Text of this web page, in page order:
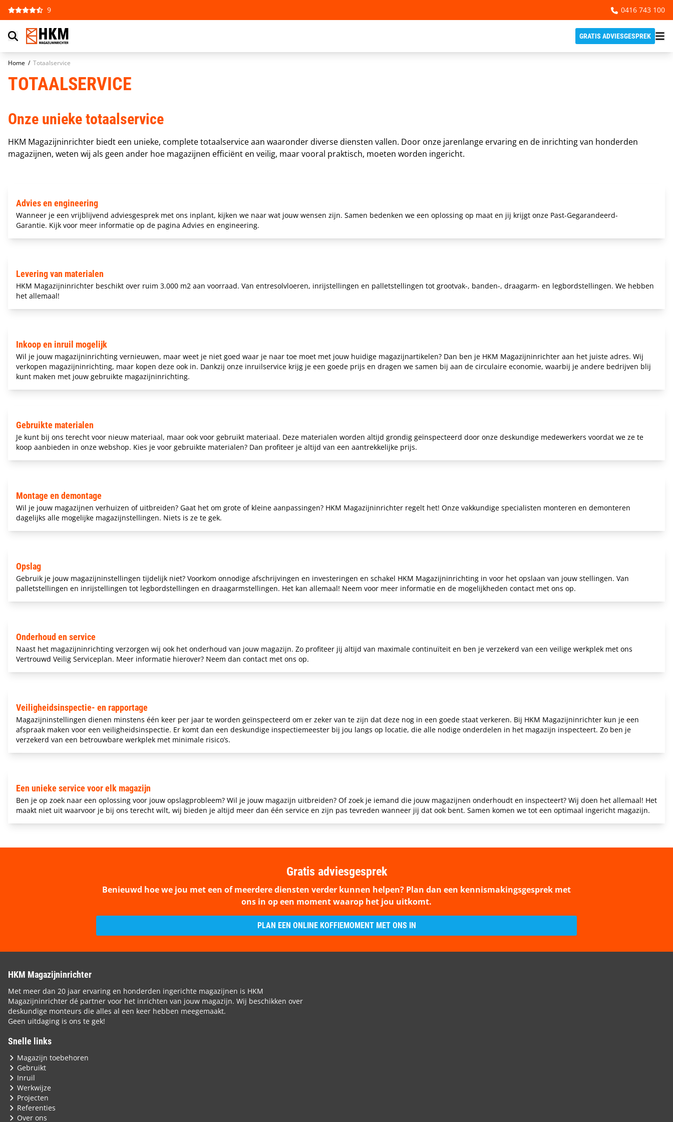
Ga naar de inhoud
9 0416 743 100
GRATIS ADVIESGESPREK
Home / Totaalservice
TOTAALSERVICE
Onze unieke totaalservice
HKM Magazijninrichter biedt een unieke, complete totaalservice aan waaronder diverse diensten vallen. Door onze jarenlange ervaring en de inrichting van honderden
magazijnen, weten wij als geen ander hoe magazijnen efficiënt en veilig, maar vooral praktisch, moeten worden ingericht.
Advies en engineering
Wanneer je een vrijblijvend adviesgesprek met ons inplant, kijken we naar wat jouw wensen zijn. Samen bedenken we een oplossing op maat en jij krijgt onze Past-Gegarandeerd-
Garantie. Kijk voor meer informatie op de pagina Advies en engineering.
Levering van materialen
HKM Magazijninrichter beschikt over ruim 3.000 m2 aan voorraad. Van entresolvloeren, inrijstellingen en palletstellingen tot grootvak-, banden-, draagarm- en legbordstellingen. We hebben
het allemaal!
Inkoop en inruil mogelijk
Wil je jouw magazijninrichting vernieuwen, maar weet je niet goed waar je naar toe moet met jouw huidige magazijnartikelen? Dan ben je HKM Magazijninrichter aan het juiste adres. Wij
verkopen magazijninrichting, maar kopen deze ook in. Dankzij onze inruilservice krijg je een goede prijs en dragen we samen bij aan de circulaire economie, waarbij je andere bedrijven blij
kunt maken met jouw gebruikte magazijninrichting.
Gebruikte materialen
Je kunt bij ons terecht voor nieuw materiaal, maar ook voor gebruikt materiaal. Deze materialen worden altijd grondig geïnspecteerd door onze deskundige medewerkers voordat we ze te
koop aanbieden in onze webshop. Kies je voor gebruikte materialen? Dan profiteer je altijd van een aantrekkelijke prijs.
Montage en demontage
Wil je jouw magazijnen verhuizen of uitbreiden? Gaat het om grote of kleine aanpassingen? HKM Magazijninrichter regelt het! Onze vakkundige specialisten monteren en demonteren
dagelijks alle mogelijke magazijnstellingen. Niets is ze te gek.
Opslag
Gebruik je jouw magazijninstellingen tijdelijk niet? Voorkom onnodige afschrijvingen en investeringen en schakel HKM Magazijninrichting in voor het opslaan van jouw stellingen. Van
palletstellingen en inrijstellingen tot legbordstellingen en draagarmstellingen. Het kan allemaal! Neem voor meer informatie en de mogelijkheden contact met ons op.
Onderhoud en service
Naast het magazijninrichting verzorgen wij ook het onderhoud van jouw magazijn. Zo profiteer jij altijd van maximale continuïteit en ben je verzekerd van een veilige werkplek met ons
Vertrouwd Veilig Serviceplan. Meer informatie hierover? Neem dan contact met ons op.
Veiligheidsinspectie- en rapportage
Magazijninstellingen dienen minstens één keer per jaar te worden geïnspecteerd om er zeker van te zijn dat deze nog in een goede staat verkeren. Bij HKM Magazijninrichter kun je een
afspraak maken voor een veiligheidsinspectie. Er komt dan een deskundige inspectiemeester bij jou langs op locatie, die alle nodige onderdelen in het magazijn inspecteert. Zo ben je
verzekerd van een betrouwbare werkplek met minimale risico’s.
Een unieke service voor elk magazijn
Ben je op zoek naar een oplossing voor jouw opslagprobleem? Wil je jouw magazijn uitbreiden? Of zoek je iemand die jouw magazijnen onderhoudt en inspecteert? Wij doen het allemaal! Het
maakt niet uit waarvoor je bij ons terecht wilt, wij bieden je altijd meer dan één service en zijn pas tevreden wanneer jij dat ook bent. Samen komen we tot een optimaal ingericht magazijn.
Gratis adviesgesprek
Benieuwd hoe we jou met een of meerdere diensten verder kunnen helpen? Plan dan een kennismakingsgesprek met
ons in op een moment waarop het jou uitkomt.
PLAN EEN ONLINE KOFFIEMOMENT MET ONS IN
HKM Magazijninrichter
Met meer dan 20 jaar ervaring en honderden ingerichte magazijnen is HKM
Magazijninrichter dé partner voor het inrichten van jouw magazijn. Wij beschikken over
deskundige monteurs die alles al een keer hebben meegemaakt.
Geen uitdaging is ons te gek!
Snelle links
Magazijn toebehoren
Gebruikt
Inruil
Werkwijze
Projecten
Referenties
Over ons